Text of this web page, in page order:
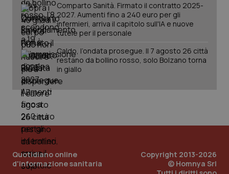
Comparto Sanità. Firmato il contratto 2025-
2027. Aumenti fino a 240 euro per gli
infermieri, arriva il capitolo sull'IA e nuove
tutele per il personale
Caldo, l’ondata prosegue. Il 7 agosto 26 città
restano da bollino rosso, solo Bolzano torna
in giallo
Quotidiano online
d'informazione sanitaria
Copyright 2013-2026
© Homnya Srl
tracking-sites-ironfish-
tracking-enable
www.quotidianosanita.it
tracking-sites-ironfish-
session-id
_ga
.quotidianosanita.it
mese